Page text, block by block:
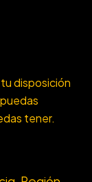
disposición
tener.